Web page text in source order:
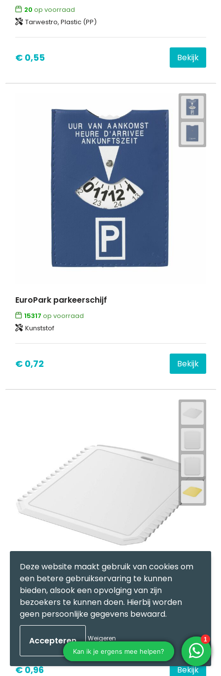
20 op voorraad
Tarwestro, Plastic (PP)
€ 0,55 Bekijk
EuroPark parkeerschijf
15317 op voorraad
Kunststof
€ 0,72 Bekijk
op voorraad
Gerecycled HIPS-kunststof
€ 0,96 Bekijk
Deze website maakt gebruik van cookies om
een betere gebruikservaring te kunnen
bieden, alsook een opvolging van zijn
bezoekers te kunnen doen. Hierbij worden
geen persoonlijke gegevens bewaard.
Weigeren